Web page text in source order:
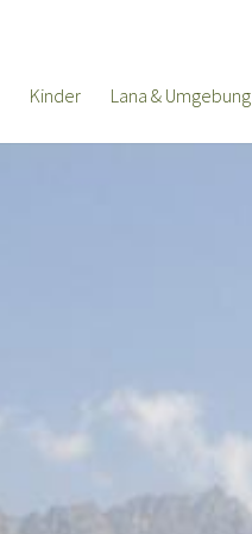
Kinder Lana & Umgebung